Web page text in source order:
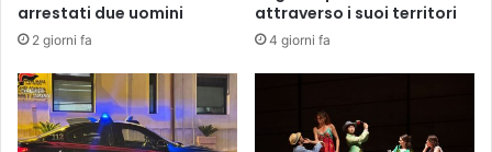
Z
I
O
N
E
L
e
m
i
n
a
arrestati due uomini
2 giorni fa
attraverso i suoi territori
4 giorni fa